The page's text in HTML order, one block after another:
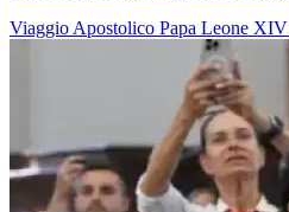
Viaggio Apostolico Papa Leone XIV